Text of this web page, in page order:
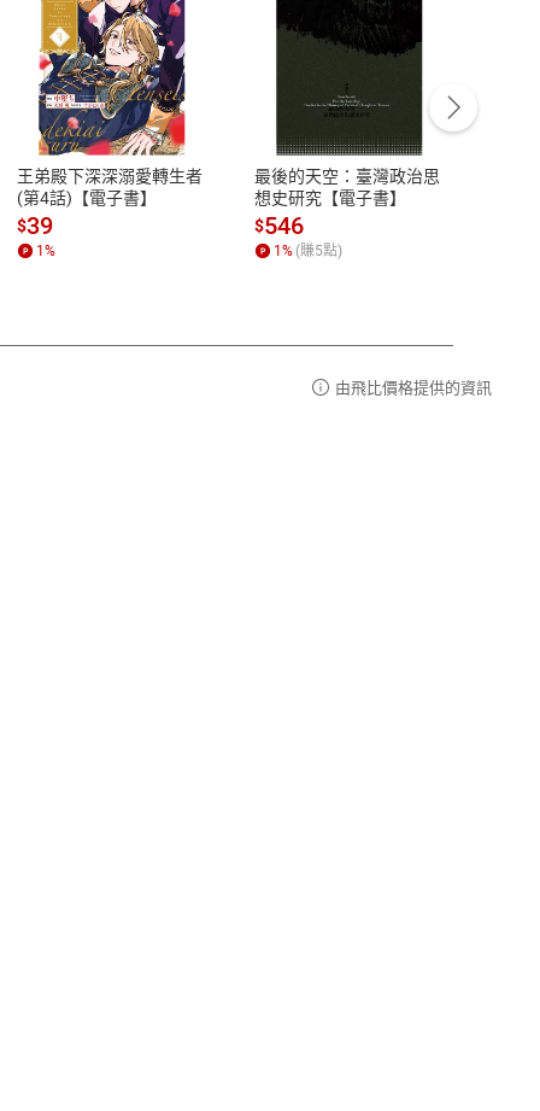
性
參
客服資訊
服務時間：週一到週五 10:00-12:00、
13:00-17:00 (國定假日及例假日休息)
客服電話：0080-1857077
王弟殿下深深溺愛轉生者
(第4話)【電子書】
$39
1%
最後的天空：臺灣政治思
想史研究【電子書】
$546
1% (賺5點)
由飛比價格提供的資訊